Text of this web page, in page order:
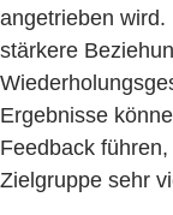
angetrieben
stärkere
Ergebnisse
Feedback
Zielgruppe sehr